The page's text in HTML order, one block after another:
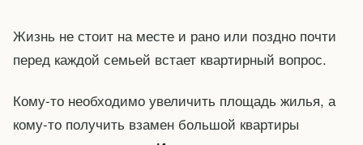
Жизнь не стоит на месте и рано или поздно почти
перед каждой семьей встает квартирный вопрос.
Кому-то необходимо увеличить площадь жилья, а
кому-то получить взамен большой квартиры